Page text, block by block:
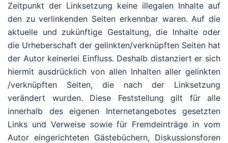
Zeitpunkt der Linksetzung keine illegalen Inhalte auf
den zu verlinkenden Seiten erkennbar waren. Auf die
aktuelle und zukünftige Gestaltung, die Inhalte oder
die Urheberschaft der gelinkten/verknüpften Seiten hat
der Autor keinerlei Einfluss. Deshalb distanziert er sich
hiermit ausdrücklich von allen Inhalten aller gelinkten
/verknüpften Seiten, die nach der Linksetzung
verändert wurden. Diese Feststellung gilt für alle
innerhalb des eigenen Internetangebotes gesetzten
Links und Verweise sowie für Fremdeinträge in vom
Autor eingerichteten Gästebüchern, Diskussionsforen